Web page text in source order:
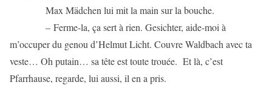
Max Mädchen lui mit la main sur la bouche.
– Ferme-la, ça sert à rien. Gesichter, aide-moi à
m’occuper du genou d’Helmut Licht. Couvre Waldbach avec ta
veste… Oh putain… sa tête est toute trouée. Et là, c’est
Pfarrhause, regarde, lui aussi, il en a pris.